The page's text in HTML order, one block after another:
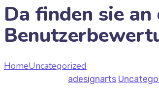
Da finden sie
HomeUncategorized
adesignarts